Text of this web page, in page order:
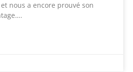
nous a encore prouvé son